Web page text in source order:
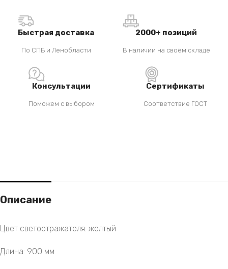
Быстрая доставка
По СПБ и Ленобласти
2000+ позиций
В наличии на своём складе
Консультации
Поможем с выбором
Сертификаты
Соответствие ГОСТ
Описание
Цвет светоотражателя: желтый
Длина: 900 мм